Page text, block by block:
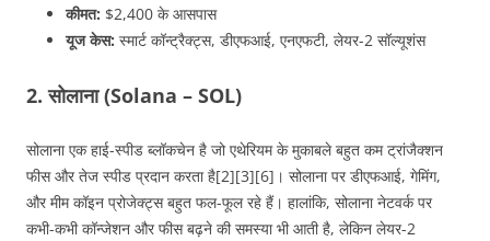
कीमत: $2,400 के आसपास
यूज केस: स्मार्ट कॉन्ट्रैक्ट्स, डीएफआई, एनएफटी, लेयर-2 सॉल्यूशंस
2. सोलाना (Solana – SOL)
सोलाना एक हाई-स्पीड ब्लॉकचेन है जो एथेरियम के मुकाबले बहुत कम ट्रांजैक्शन
फीस और तेज स्पीड प्रदान करता है[2][3][6]। सोलाना पर डीएफआई, गेमिंग,
और मीम कॉइन प्रोजेक्ट्स बहुत फल-फूल रहे हैं। हालांकि, सोलाना नेटवर्क पर
कभी-कभी कॉन्जेशन और फीस बढ़ने की समस्या भी आती है, लेकिन लेयर-2